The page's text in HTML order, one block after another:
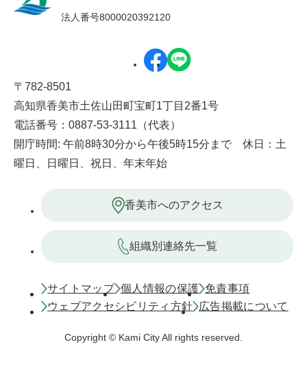
法人番号8000020392120
〒782-8501
高知県香美市土佐山田町宝町1丁目2番1号
電話番号：0887-53-3111（代表）
開庁時間: 午前8時30分から午後5時15分まで 休日：土
曜日、日曜日、祝日、年末年始
香美市へのアクセス
組織別連絡先一覧
サイトマップ 個人情報の保護 免責事項
ウェブアクセシビリティ方針
広告掲載について
Copyright © Kami City All rights reserved.